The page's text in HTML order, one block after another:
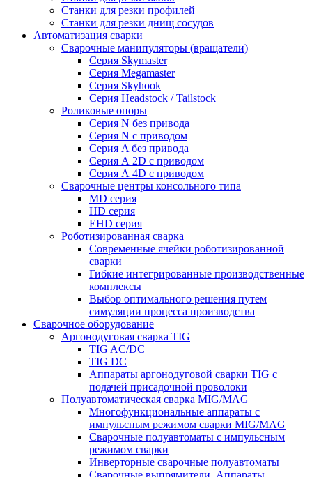
Станки для резки профилей
Станки для резки днищ сосудов
Автоматизация сварки
Сварочные манипуляторы (вращатели)
Серия Skymaster
Серия Megamaster
Серия Skyhook
Серия Headstock / Tailstock
Роликовые опоры
Серия N без привода
Серия N с приводом
Серия A без привода
Серия А 2D с приводом
Серия А 4D с приводом
Сварочные центры консольного типа
MD серия
HD серия
EHD серия
Роботизированная сварка
Современные ячейки роботизированной
сварки
Гибкие интегрированные производственные
комплексы
Выбор оптимального решения путем
симуляции процесса производства
Сварочное оборудование
Аргонодуговая сварка TIG
TIG AC/DC
TIG DC
Аппараты аргонодуговой сварки TIG с
подачей присадочной проволоки
Полуавтоматическая сварка MIG/MAG
Многофункциональные аппараты с
импульсным режимом сварки MIG/MAG
Сварочные полуавтоматы с импульсным
режимом сварки
Инверторные сварочные полуавтоматы
Сварочные выпрямители. Аппараты